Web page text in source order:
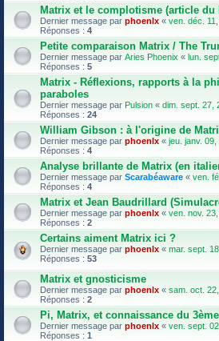
Matrix et le complotisme (article du
Dernier message par phoenlx « ven. déc.
Réponses : 4
Petite comparaison Matrix / The
Dernier message par Aries Phoenix « lun.
Réponses : 5
Matrix - Réflexions, rapports à la
paraboles
Dernier message par Pulsion « dim. sept. 27,
Réponses : 24
William Gibson : à l'origine de
Dernier message par phoenlx « jeu. janv.
Réponses : 4
Analyse brillante de Matrix (en
Dernier message par Scarabéaware « ven.
Réponses : 4
Matrix et Jean Baudrillard
Dernier message par phoenlx « ven. nov.
Réponses : 2
Certains aiment Matrix ici ?
Dernier message par phoenlx « mar. sept.
Réponses : 53
Matrix et gnosticisme
Dernier message par phoenlx « sam. oct.
Réponses : 2
Pi, Matrix, et connaissance du
Dernier message par phoenlx « ven. sept.
Réponses : 1